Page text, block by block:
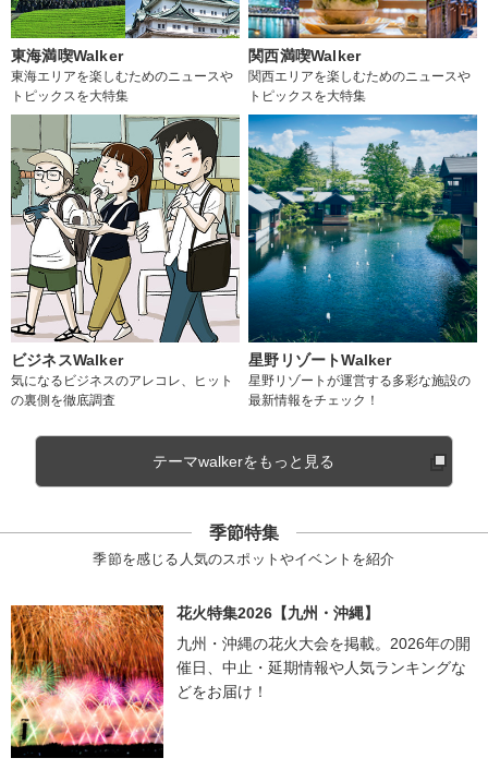
東海満喫Walker
東海エリアを楽しむためのニュースや
トピックスを大特集
関西満喫Walker
関西エリアを楽しむためのニュースや
トピックスを大特集
ビジネスWalker
気になるビジネスのアレコレ、ヒット
の裏側を徹底調査
星野リゾートWalker
星野リゾートが運営する多彩な施設の
最新情報をチェック！
テーマwalkerをもっと見る
季節特集
季節を感じる人気のスポットやイベントを紹介
花火特集2026【九州・沖縄】
九州・沖縄の花火大会を掲載。2026年の開
催日、中止・延期情報や人気ランキングな
どをお届け！